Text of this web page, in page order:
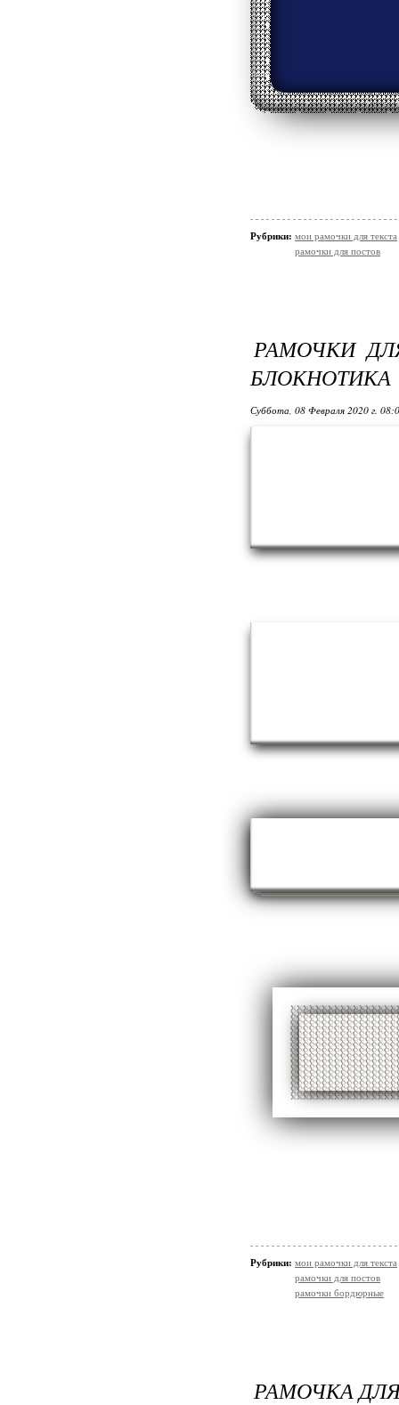
Рубрики: мои рамочки для текста
рамочки для постов
РАМОЧКИ
БЛОКНОТИКА
Суббота, 08 Февраля 2020 г.
Рубрики: мои рамочки для текста
рамочки для постов
рамочки бордюрные
РАМОЧКА